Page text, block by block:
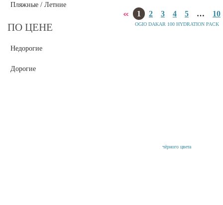
Пляжные / Летние
ПО ЦЕНЕ
Недорогие
Дорогие
1 2 3 4 5 … 10